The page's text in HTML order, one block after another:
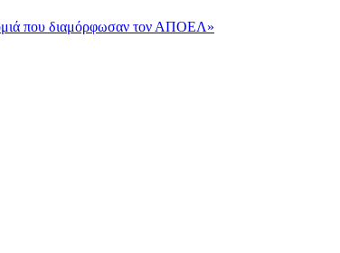
που διαμόρφωσαν τον ΑΠΟΕΛ»